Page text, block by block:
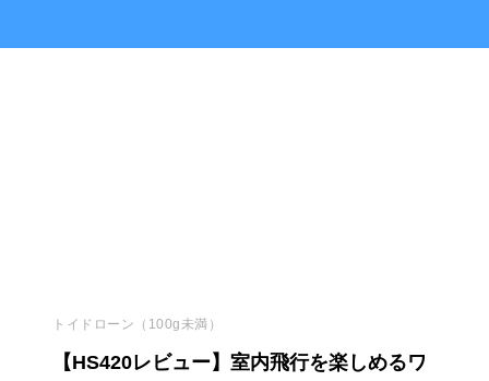
トイドローン（100g未満）
【HS420レビュー】室内飛行を楽しめるワ